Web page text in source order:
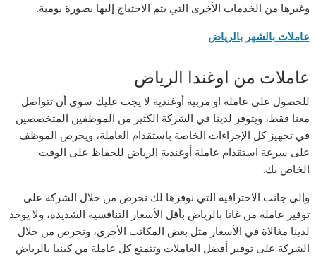
وغيرها من الخدمات الأخرى التي يتم الاحتياج إليها بصورة يومية.
عاملات بالشهر بالرياض
عاملات من اوغندا الرياض
للحصول على عاملة او مربية أوغندية لا يجب عليك سوى أن تتواصل
معنا فقط، ويتوفر لدينا في الشركة الكثير من الموظفين المتخصصين
في تجهيز كل الإجراءات الخاصة باستقدام العاملة، ويحرص الموظف
على سرعة استقدام عاملة أوغندية الرياض للحفاظ على الوقت
الخاص بك.
وإلى جانب الاحترافية التي نوفرها لك نحرص من خلال الشركة على
توفير عاملة من غانا بالرياض بأقل الأسعار التنافسية الشديدة، ولا يوجد
لدينا مغالاة في الأسعار مثل بعض المكاتب الأخرى، ونحرص من خلال
الشركة على توفير أفضل العاملات وتتمتع كل عاملة من كينيا بالرياض